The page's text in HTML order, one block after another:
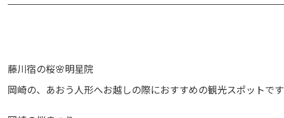
藤川宿の桜🌸明星院
岡崎の、あおう人形へお越しの際におすすめの観光スポットです